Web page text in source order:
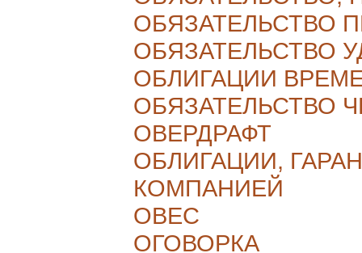
ОБЯЗАТЕЛЬСТВО
ОБЯЗАТЕЛЬСТВО
ОБЛИГАЦИИ
ОБЯЗАТЕЛЬСТВО
ОВЕРДРАФТ
ОБЛИГАЦИИ,
КОМПАНИЕЙ
ОВЕС
ОГОВОРКА